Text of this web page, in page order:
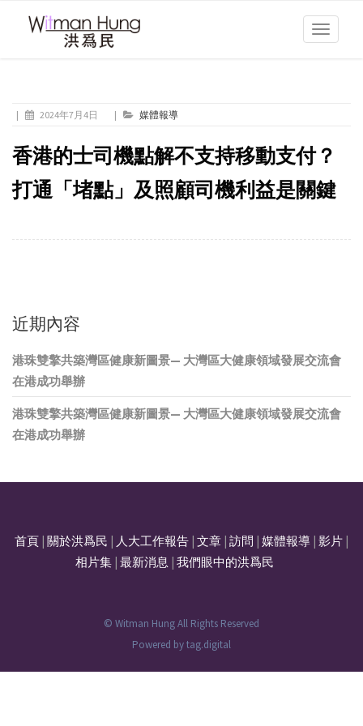
Toggle
| 2024年7月4日 | 媒體報導
香港的士司機點解不支持移動支付？
打通「堵點」及照顧司機利益是關鍵
近期內容
港珠雙擎共築灣區健康新圖景— 大灣區大健康領域發展交流會
在港成功舉辦
港珠雙擎共築灣區健康新圖景— 大灣區大健康領域發展交流會
在港成功舉辦
首頁 關於洪爲民 人大工作報告 文章 訪問 媒體報導 影片
相片集| 最新消息 我們眼中的洪爲民
© Witman Hung All Rights Reserved
Powered bytag.digital